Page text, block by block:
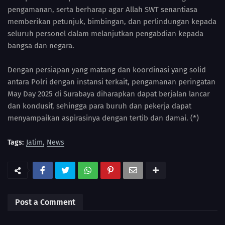
pengamanan, serta berharap agar Allah SWT senantiasa
memberikan petunjuk, bimbingan, dan perlindungan kepada
seluruh personel dalam melanjutkan pengabdian kepada
bangsa dan negara.
Dengan persiapan yang matang dan koordinasi yang solid
antara Polri dengan instansi terkait, pengamanan peringatan
May Day 2025 di Surabaya diharapkan dapat berjalan lancar
dan kondusif, sehingga para buruh dan pekerja dapat
menyampaikan aspirasinya dengan tertib dan damai. (*)
Tags: Jatim News
Post a Comment